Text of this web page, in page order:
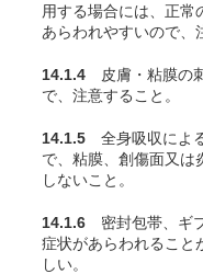
用する場合には、正常
あらわれやすいので、
14.1.4 皮膚・粘膜の
で、注意すること。
14.1.5 全身吸収によ
で、粘膜、創傷面又は
しないこと。
14.1.6 密封包帯、ギ
症状があらわれること
しい。